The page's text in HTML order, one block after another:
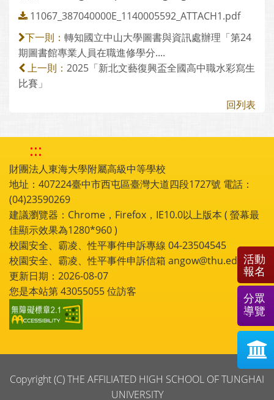
11067_387040000E_1140005592_ATTACH1.pdf
下一則： 轉知國立中山大學圖書與資訊處辦理「第24
期圖書館專業人員在職進修學分....
上一則： 2025「新北文藝復興盃全國高中職水彩寫生
比賽」
回列表
:::
財團法人東海大學附屬高級中等學校
地址：407224臺中市西屯區臺灣大道四段1727號 電話：
(04)23590269
建議瀏覽器：Chrome，Firefox，IE10.0以上版本 ( 螢幕最
佳顯示效果為1280*960 )
校園安全、霸凌、性平事件申訴專線 04-23504545
校園安全、霸凌、性平事件申訴信箱 angow@thu.edu.tw
更新日期：2026-08-07
您是本站第43055055位訪客
Copyright (C) THE AFFILIATED HIGH SCHOOL OF TUNGHAI
UNIVERSITY
活動
報名
分眾
導覽